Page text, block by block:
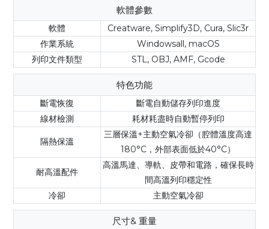
軟體參數
軟體
Creatware, Simplify3D, Cura, Slic3r
作業系統
Windowsall, macOS
列印文件類型
STL, OBJ, AMF, Gcode
特色功能
斷電恢復
斷電自動儲存列印進度
線材檢測
耗材耗盡時自動暫停列印
隔熱保溫
三層保溫+主動空氣冷卻（腔體溫度高達
180°C，外部表面低於40°C）
耐高溫配件
高溫馬達、導軌、皮帶和電路，確保長時
間高溫列印穩定性
冷卻
主動空氣冷卻
尺寸& 重量